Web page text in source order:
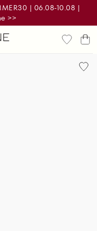
| 06.08-10.08 |
>>